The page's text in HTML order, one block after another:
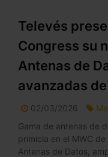
Televés
Congress su
Antenas de
avanzadas
02/03/2026
Gama de antenas de
primicia en el MWC
Antenas de Datos,